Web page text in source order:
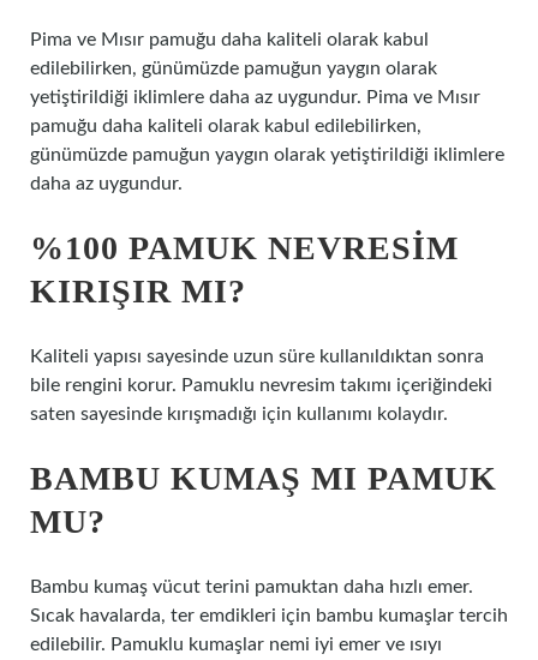
Pima ve Mısır pamuğu daha kaliteli olarak kabul
edilebilirken, günümüzde pamuğun yaygın olarak
yetiştirildiği iklimlere daha az uygundur. Pima ve Mısır
pamuğu daha kaliteli olarak kabul edilebilirken,
günümüzde pamuğun yaygın olarak yetiştirildiği iklimlere
daha az uygundur.
%100 PAMUK NEVRESIM
KIRIŞIR MI?
Kaliteli yapısı sayesinde uzun süre kullanıldıktan sonra
bile rengini korur. Pamuklu nevresim takımı içeriğindeki
saten sayesinde kırışmadığı için kullanımı kolaydır.
BAMBU KUMAŞ MI PAMUK
MU?
Bambu kumaş vücut terini pamuktan daha hızlı emer.
Sıcak havalarda, ter emdikleri için bambu kumaşlar tercih
edilebilir. Pamuklu kumaşlar nemi iyi emer ve ısıyı